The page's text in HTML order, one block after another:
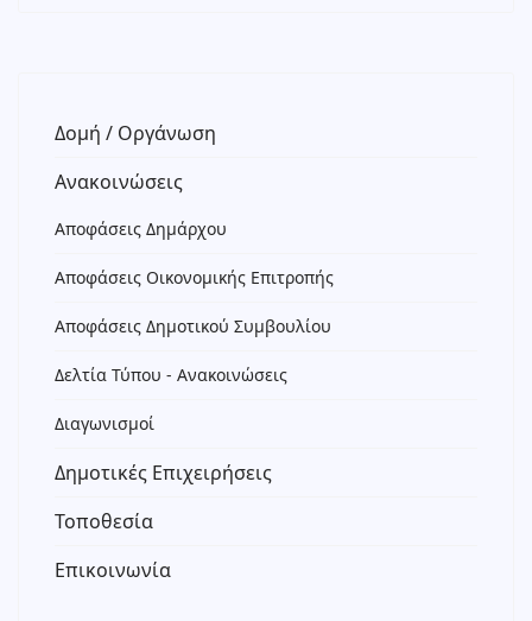
Δομή / Οργάνωση
Ανακοινώσεις
Αποφάσεις Δημάρχου
Αποφάσεις Οικονομικής Επιτροπής
Αποφάσεις Δημοτικού Συμβουλίου
Δελτία Τύπου - Ανακοινώσεις
Διαγωνισμοί
Δημοτικές Επιχειρήσεις
Τοποθεσία
Επικοινωνία